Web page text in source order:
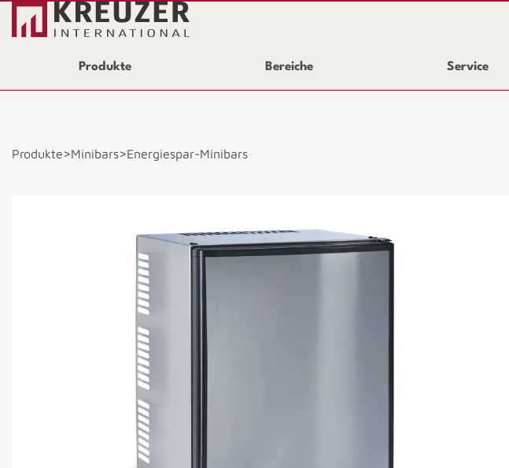
Produkte Bereiche Service
Produkte>Minibars>Energiespar-Minibars